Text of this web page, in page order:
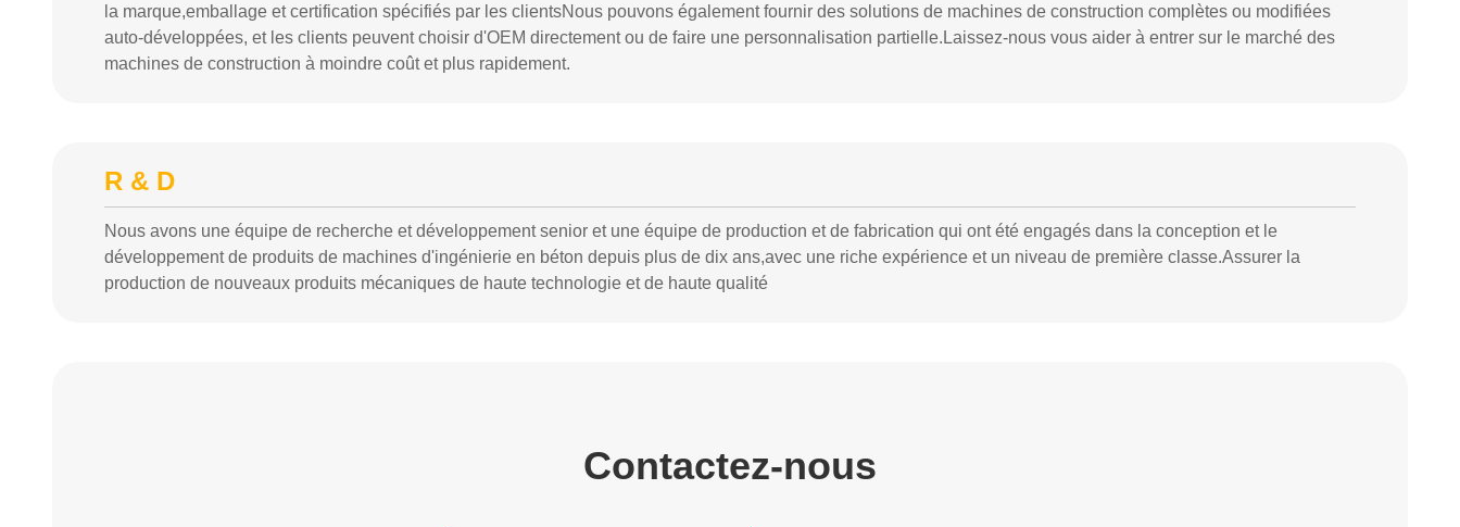
la marque,emballage et certification spécifiés par les clientsNous pouvons également fournir des solutions de machines de construction complètes ou modifiées
auto-développées, et les clients peuvent choisir d'OEM directement ou de faire une personnalisation partielle.Laissez-nous vous aider à entrer sur le marché des
machines de construction à moindre coût et plus rapidement.
R & D
Nous avons une équipe de recherche et développement senior et une équipe de production et de fabrication qui ont été engagés dans la conception et le
développement de produits de machines d'ingénierie en béton depuis plus de dix ans,avec une riche expérience et un niveau de première classe.Assurer la
production de nouveaux produits mécaniques de haute technologie et de haute qualité
Contactez-nous